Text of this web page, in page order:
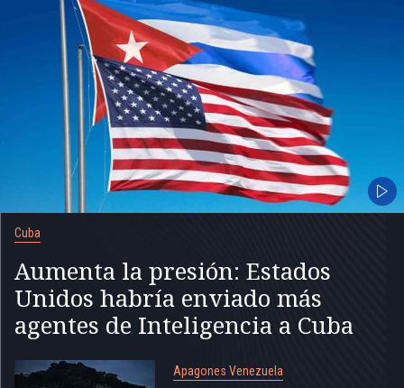
Cuba
Aumenta la presión: Estados
Unidos habría enviado más
agentes de Inteligencia a Cuba
Apagones Venezuela